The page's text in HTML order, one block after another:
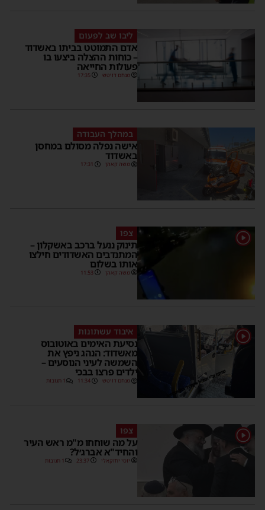
ליבו שב לפעום
אדם התמוטט בביתו באשדוד
– כוחות ההצלה ביצעו בו
פעולות החייאה
מנחם דויטש 17:35
במהלך העבודה
אישה נפלה מסולם במחסן
באשדוד
משה קאהן 17:31
1 צפו
תינוק ננעל ברכב באשקלון –
המתנדבים האשדודים חילצו
אותו בשלום
משה קאהן 11:53
1 איבוד עשתונות
נסיעת האימים באוטובוס
מאשדוד: הנהג ניפץ את
השמשה לעיני הנוסעים –
ילדים פרצו בבכי
מנחם דויטש 11:34 1 תגובות
1 צפו
על מה שוחחו מ"מ ראש העיר
והחיד"א אברג׳ל?
יוסי יחזקאלי 23:37 1 תגובות